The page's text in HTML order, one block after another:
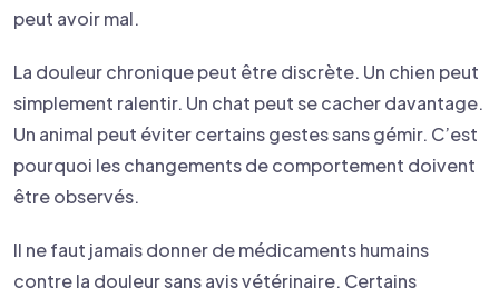
peut avoir mal.
La douleur chronique peut être discrète. Un chien peut
simplement ralentir. Un chat peut se cacher davantage.
Un animal peut éviter certains gestes sans gémir. C’est
pourquoi les changements de comportement doivent
être observés.
Il ne faut jamais donner de médicaments humains
contre la douleur sans avis vétérinaire. Certains